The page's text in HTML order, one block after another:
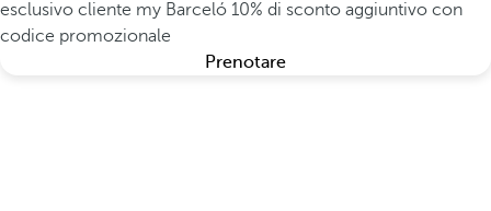
esclusivo cliente my Barceló 10% di sconto aggiuntivo con
codice promozionale
Prenotare